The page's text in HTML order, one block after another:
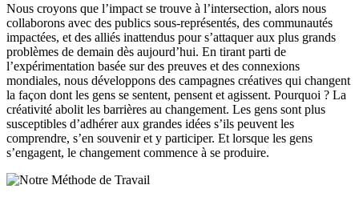
Nous croyons que l’impact se trouve à l’intersection, alors nous
collaborons avec des publics sous-représentés, des communautés
impactées, et des alliés inattendus pour s’attaquer aux plus grands
problèmes de demain dès aujourd’hui. En tirant parti de
l’expérimentation basée sur des preuves et des connexions
mondiales, nous développons des campagnes créatives qui changent
la façon dont les gens se sentent, pensent et agissent. Pourquoi ? La
créativité abolit les barrières au changement. Les gens sont plus
susceptibles d’adhérer aux grandes idées s’ils peuvent les
comprendre, s’en souvenir et y participer. Et lorsque les gens
s’engagent, le changement commence à se produire.